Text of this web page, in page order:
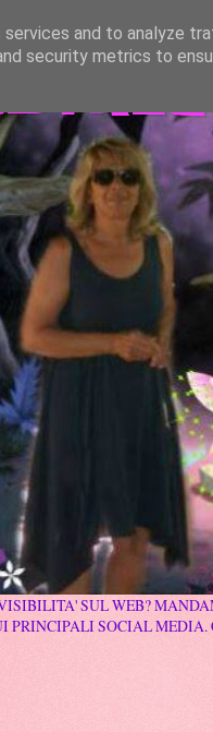
SUL WEB?
PRINCIPALI SOCIAL
and to analyze
security metrics to